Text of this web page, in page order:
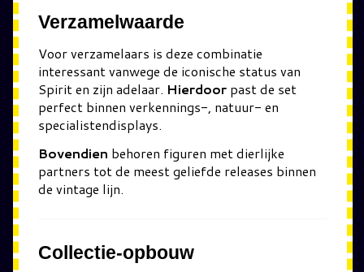
Verzamelwaarde
Voor verzamelaars is deze combinatie
interessant vanwege de iconische status van
Spirit en zijn adelaar. Hierdoor past de set
perfect binnen verkennings-, natuur- en
specialistendisplays.
Bovendien behoren figuren met dierlijke
partners tot de meest geliefde releases binnen
de vintage lijn.
Collectie-opbouw